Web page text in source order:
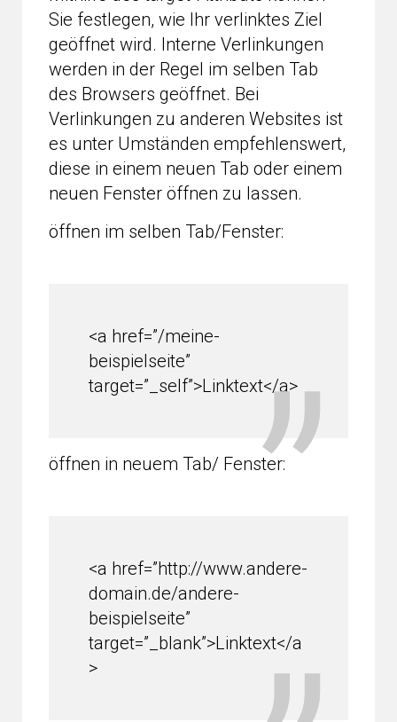
Sie festlegen, wie Ihr verlinktes Ziel
geöffnet wird. Interne Verlinkungen
werden in der Regel im selben Tab
des Browsers geöffnet. Bei
Verlinkungen zu anderen Websites ist
es unter Umständen empfehlenswert,
diese in einem neuen Tab oder einem
neuen Fenster öffnen zu lassen.
öffnen im selben Tab/Fenster:
<a href=”/meine-
beispielseite”
target=”_self”>Linktext</a>
öffnen in neuem Tab/ Fenster:
<a href=”http://www.andere-
domain.de/andere-
beispielseite”
target=”_blank”>Linktext</a
>